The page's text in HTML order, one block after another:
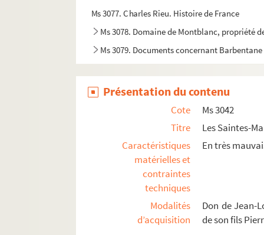
Ms 3077. Charles Rieu. Histoire de France
Ms 3078. Domaine de Montblanc, propriété
Ms 3079. Documents concernant Barbentane
Ms 3081. Archives personnelles de Charles
Ms 3082. Archives personnelles de Charles
Ms 3083. Correspondance entre Laurent
Ms 3124. Dépôts du Musée Réattu.
Ms 3129. Registre de billets de nolis. Port d'Arles
Ms 3130. Plans des ateliers de chemin de fer P.
Ms 3131. Ateliers du chemin de fer P.L.M d’Arles
Ms 3132. Ateliers du chemin de fer P.L.M
Présentation du contenu
Cote
Ms 3042
Titre
Les Saintes-
Caractéristiques
matérielles et
contraintes
techniques
En très
Modalités
d’acquisition
Don de Jean-
de son fils